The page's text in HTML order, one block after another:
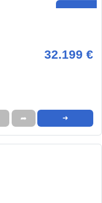
32.199 €
➦ ➜